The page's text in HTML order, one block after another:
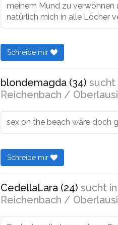
meinem Mund zu verwöhnen
natürlich mich in alle Löcher
Schreibe mir
blondemagda (34) sucht
Reichenbach /
sex on the beach wäre doch
Schreibe mir
CedellaLara (24) sucht in
Reichenbach /